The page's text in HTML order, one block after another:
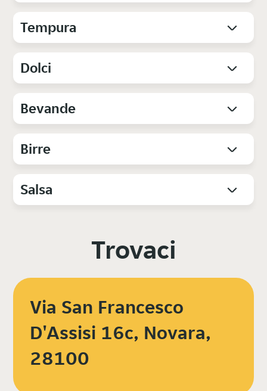
Tempura
Dolci
Bevande
Birre
Salsa
Trovaci
Via San Francesco
D'Assisi 16c, Novara,
28100